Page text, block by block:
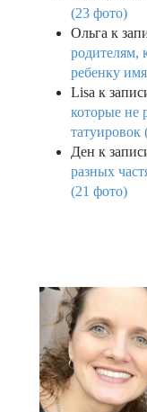
(23 фото)
Ольга к
родителям,
ребенку
Lisa к
которые не
татуировок
Ден к
разных
(21 фото)